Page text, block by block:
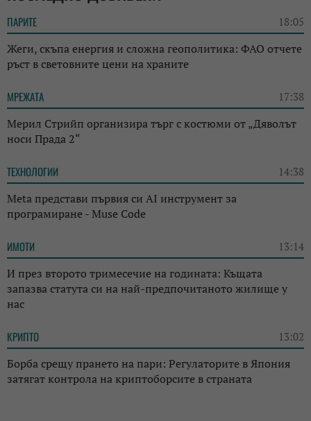
ПАРИТЕ 18:05
Жеги, скъпа енергия и сложна геополитика: ФАО отчете
ръст в световните цени на храните
МРЕЖАТА 17:38
Мерил Стрийп организира търг с костюми от „Дяволът
носи Прада 2“
ТЕХНОЛОГИИ 14:38
Meta представи първия си AI инструмент за
програмиране - Muse Code
ИМОТИ 13:14
И през второто тримесечие на годината: Къщата
запазва статута си на най-предпочитаното жилище у
нас
КРИПТО 13:02
Борба срещу прането на пари: Регулаторите в Япония
затягат контрола на криптоборсите в страната